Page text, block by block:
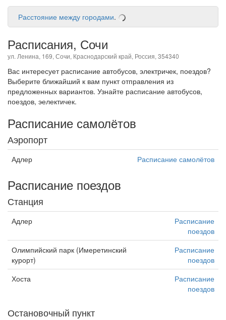
Расстояние между городами.
Расписания, Сочи
ул. Ленина, 169, Сочи, Краснодарский край, Россия, 354340
Вас интересует расписание автобусов, электричек, поездов?
Выберите ближайший к вам пункт отправления из
предложенных вариантов. Узнайте расписание автобусов,
поездов, эелектичек.
Расписание самолётов
Аэропорт
Адлер Расписание самолётов
Расписание поездов
Станция
Адлер
Расписание
поездов
Олимпийский парк (Имеретинский
курорт)
Расписание
поездов
Хоста
Расписание
поездов
Остановочный пункт